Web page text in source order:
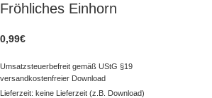
Fröhliches Einhorn
0,99€
Umsatzsteuerbefreit gemäß UStG §19
versandkostenfreier Download
Lieferzeit: keine Lieferzeit (z.B. Download)